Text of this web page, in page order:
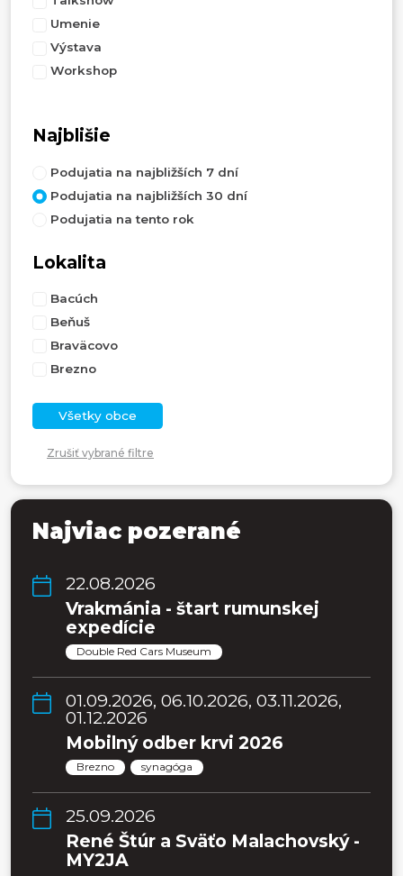
Umenie
Výstava
Workshop
Najblišie
Podujatia na najbližších 7 dní
Podujatia na najbližších 30 dní
Podujatia na tento rok
Lokalita
Bacúch
Beňuš
Braväcovo
Brezno
Všetky obce
Zrušiť vybrané filtre
Najviac pozerané
22.08.2026
Vrakmánia - štart rumunskej
expedície
Double Red Cars Museum
01.09.2026, 06.10.2026, 03.11.2026,
01.12.2026
Mobilný odber krvi 2026
Brezno synagóga
25.09.2026
René Štúr a Sväťo Malachovský -
MY2JA